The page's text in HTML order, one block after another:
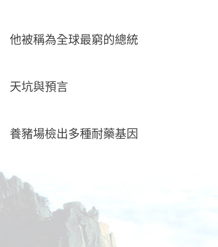
他被稱為全球最窮的總統
天坑與預言
養豬場檢出多種耐藥基因